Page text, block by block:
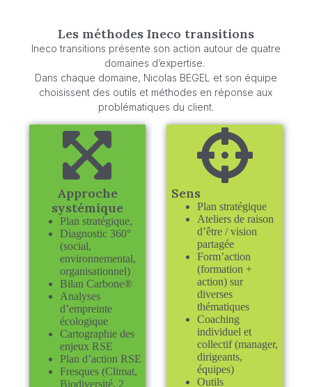
Les méthodes Ineco transitions
Ineco transitions présente son action autour de quatre
domaines d’expertise.
Dans chaque domaine, Nicolas BEGEL et son équipe
choisissent des outils et méthodes en réponse aux
problématiques du client.
Approche
systémique
Plan stratégique,
Diagnostic 360°
(social,
environnemental,
organisationnel)
Bilan Carbone®
Analyses
d’empreinte
écologique
Cartographie des
enjeux RSE
Plan d’action RSE
Fresques (Climat,
Biodiversité, 2
Sens
Plan stratégique
Ateliers de raison
d’être / vision
partagée
Form’action
(formation +
action) sur
diverses
thématiques
Coaching
individuel et
collectif (manager,
dirigeants,
équipes)
Outils